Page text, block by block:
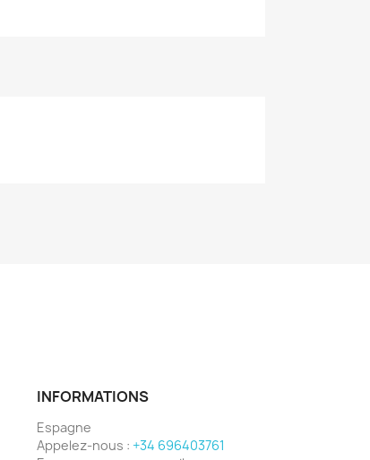
INFORMATIONS
Espagne
Appelez-nous : +34 696403761